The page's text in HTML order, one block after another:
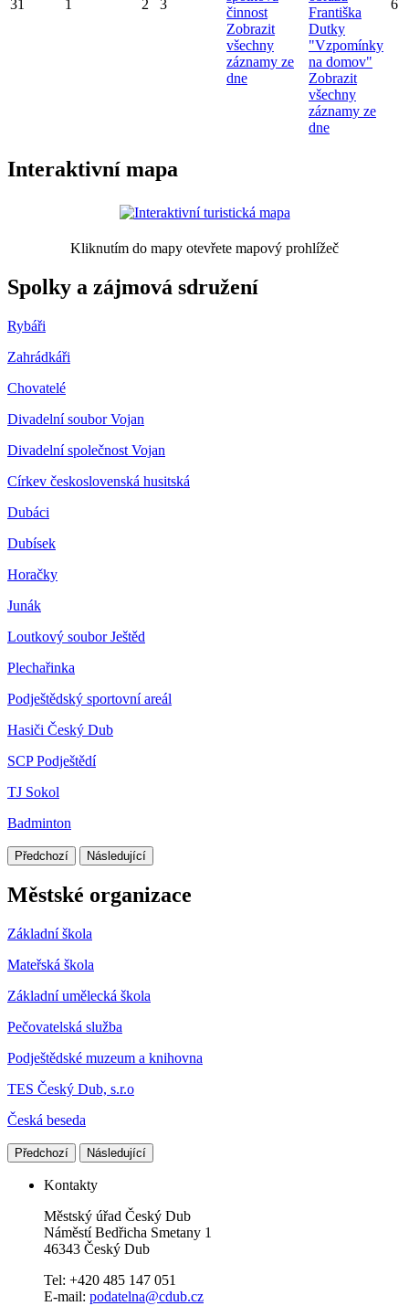
31 1 2 3
činnost
Zobrazit
všechny
záznamy ze
dne
Františka
Dutky
"Vzpomínky
na domov"
Zobrazit
všechny
záznamy ze
dne
6
Interaktivní mapa
Kliknutím do mapy otevřete mapový prohlížeč
Spolky a zájmová sdružení
Rybáři
Zahrádkáři
Chovatelé
Divadelní soubor Vojan
Divadelní společnost Vojan
Církev československá husitská
Dubáci
Dubísek
Horačky
Junák
Loutkový soubor Ještěd
Plechařinka
Podještědský sportovní areál
Hasiči Český Dub
SCP Podještědí
TJ Sokol
Badminton
Předchozí Následující
Městské organizace
Základní škola
Mateřská škola
Základní umělecká škola
Pečovatelská služba
Podještědské muzeum a knihovna
TES Český Dub, s.r.o
Česká beseda
Předchozí Následující
Kontakty
Městský úřad Český Dub
Náměstí Bedřicha Smetany 1
46343 Český Dub
Tel: +420 485 147 051
E-mail: podatelna@cdub.cz